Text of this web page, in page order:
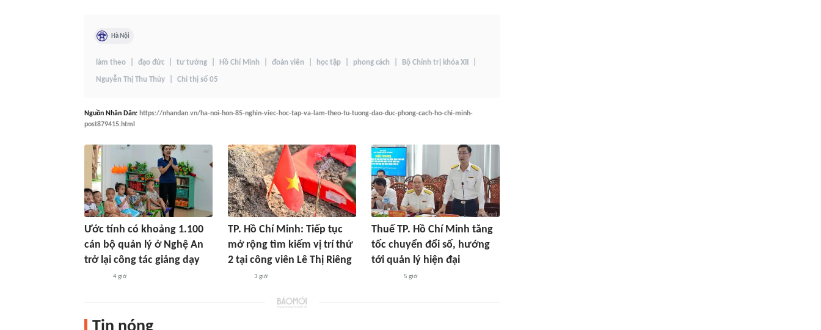
Hà Nội
làm theo đạo đức tư tưởng Hồ Chí Minh đoàn viên học tập phong cách Bộ Chính trị khóa XII
Nguyễn Thị Thu Thủy Chỉ thị số 05
Nguồn Nhân Dân: https://nhandan.vn/ha-noi-hon-85-nghin-viec-hoc-tap-va-lam-theo-tu-tuong-dao-duc-phong-cach-ho-chi-minh-
post879415.html
Ước tính có khoảng 1.100
cán bộ quản lý ở Nghệ An
trở lại công tác giảng dạy
4 giờ
TP. Hồ Chí Minh: Tiếp tục
mở rộng tìm kiếm vị trí thứ
2 tại công viên Lê Thị Riêng
3 giờ
Thuế TP. Hồ Chí Minh tăng
tốc chuyển đổi số, hướng
tới quản lý hiện đại
5 giờ